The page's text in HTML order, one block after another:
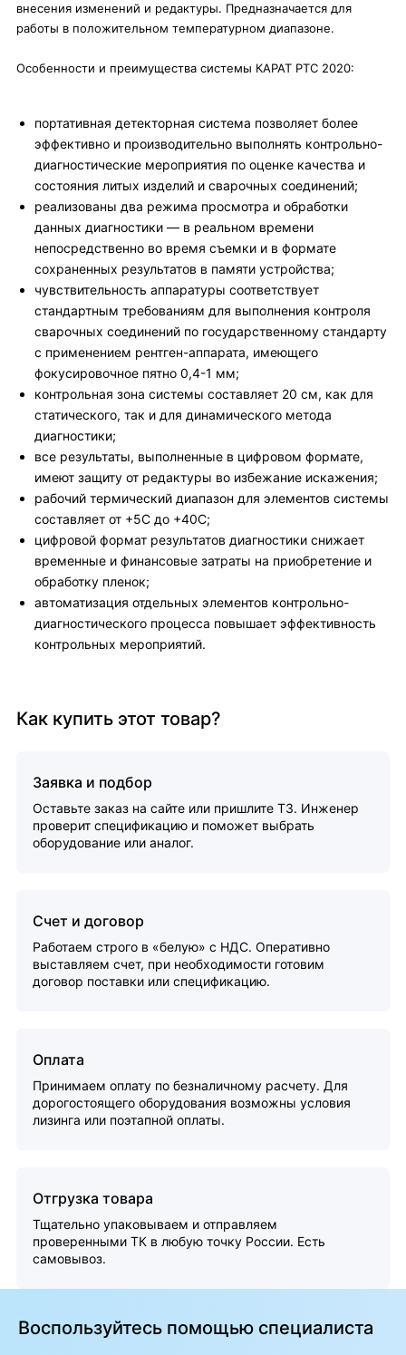
внесения изменений и редактуры. Предназначается для
работы в положительном температурном диапазоне.
Особенности и преимущества системы КАРАТ РТС 2020:
портативная детекторная система позволяет более
эффективно и производительно выполнять контрольно-
диагностические мероприятия по оценке качества и
состояния литых изделий и сварочных соединений;
реализованы два режима просмотра и обработки
данных диагностики — в реальном времени
непосредственно во время съемки и в формате
сохраненных результатов в памяти устройства;
чувствительность аппаратуры соответствует
стандартным требованиям для выполнения контроля
сварочных соединений по государственному стандарту
с применением рентген-аппарата, имеющего
фокусировочное пятно 0,4-1 мм;
контрольная зона системы составляет 20 см, как для
статического, так и для динамического метода
диагностики;
все результаты, выполненные в цифровом формате,
имеют защиту от редактуры во избежание искажения;
рабочий термический диапазон для элементов системы
составляет от +5С до +40С;
цифровой формат результатов диагностики снижает
временные и финансовые затраты на приобретение и
обработку пленок;
автоматизация отдельных элементов контрольно-
диагностического процесса повышает эффективность
контрольных мероприятий.
Как купить этот товар?
Заявка и подбор
Оставьте заказ на сайте или пришлите ТЗ. Инженер
проверит спецификацию и поможет выбрать
оборудование или аналог.
Счет и договор
Работаем строго в «белую» с НДС. Оперативно
выставляем счет, при необходимости готовим
договор поставки или спецификацию.
Оплата
Принимаем оплату по безналичному расчету. Для
дорогостоящего оборудования возможны условия
лизинга или поэтапной оплаты.
Отгрузка товара
Тщательно упаковываем и отправляем
проверенными ТК в любую точку России. Есть
самовывоз.
Воспользуйтесь помощью специалиста